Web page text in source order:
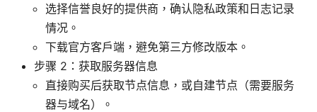
选择信誉良好的提供商，确认隐私政策和日志记录
情况。
下载官方客户端，避免第三方修改版本。
步骤 2：获取服务器信息
直接购买后获取节点信息，或自建节点（需要服务
器与域名）。